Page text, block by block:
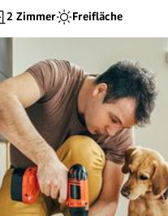
2 Zimmer Freifläche